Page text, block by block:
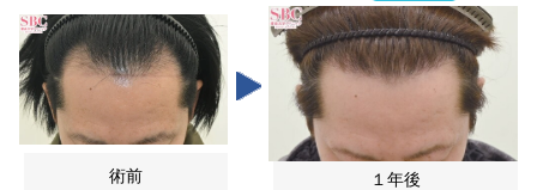
術前 １年後